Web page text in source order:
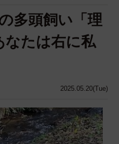
2025.05.20(Tue)
多頭飼い「理
なたは右に私